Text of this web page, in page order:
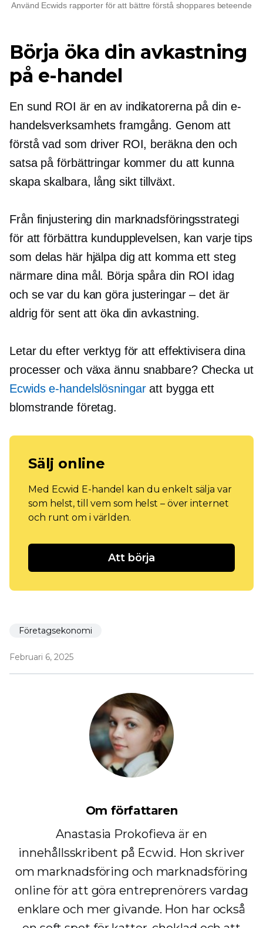
Använd Ecwids rapporter för att bättre förstå shoppares beteende
Börja öka din avkastning
på e-handel
En sund ROI är en av indikatorerna på din e-
handelsverksamhets framgång. Genom att
förstå vad som driver ROI, beräkna den och
satsa på förbättringar kommer du att kunna
skapa skalbara, lång sikttillväxt.
Från finjustering din marknadsföringsstrategi
för att förbättra kundupplevelsen, kan varje tips
som delas här hjälpa dig att komma ett steg
närmare dina mål. Börja spåra din ROI idag
och se var du kan göra justeringar – det är
aldrig för sent att öka din avkastning.
Letar du efter verktyg för att effektivisera dina
processer och växa ännu snabbare? Checka ut
Ecwids e-handelslösningaratt bygga ett
blomstrande företag.
Sälj online
Med Ecwid E-handel kan du enkelt sälja var
som helst, till vem som helst – över internet
och runt om i världen.
Att börja
Företagsekonomi
Februari 6, 2025
Om författaren
Anastasia Prokofieva är en
innehållsskribent på Ecwid. Hon skriver
om marknadsföring och marknadsföring
online för att göra entreprenörers vardag
enklare och mer givande. Hon har också